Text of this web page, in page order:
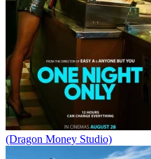
(Dragon Money Studio)